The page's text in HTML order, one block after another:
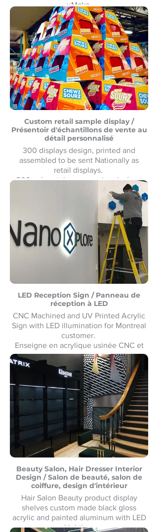
uMake
Modélisé en 3D, usiné CNC et
assemblé avec revêtement en acier
inoxydable uMake MontréalMontreal
Custom retail sample display /
Présentoir d'échantillons de vente au
détail personnalisé
300 displays design, printed and
assembled to be sent Nationally as
retail displays.
300 présentoirs conçus, imprimés et
assemblés pour être expédiés à
l'échelle nationale comme présentoirs
de vente au détail.
LED Reception Sign / Panneau de
réception à LED
CNC Machined and UV Printed Acrylic
Sign with LED illumination for Montreal
customer.
Enseigne en acrylique usinée CNC et
imprimée UV avec éclairage LED pour
un client de Montréal. Fabrication et
installation sur mesure.Custom made
and Installation.
Beauty Salon, Hair Dresser Interior
Design / Salon de beauté, salon de
coiffure, design d'intérieur
Hair Salon Beauty product display
shelves custom made black gloss
acrylic and painted aluminum with LED
Lighting.